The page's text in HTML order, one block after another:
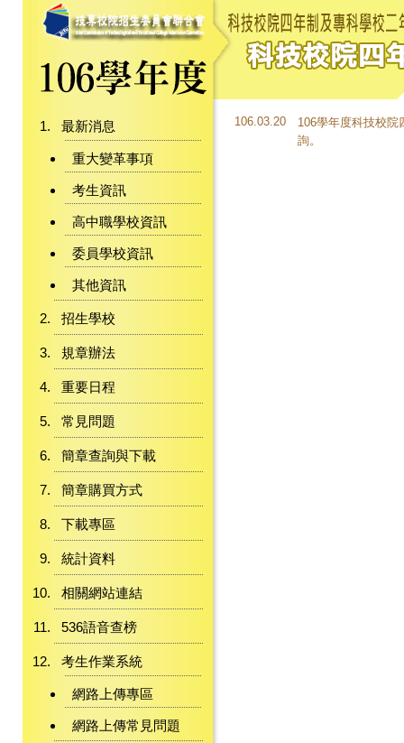
最新消息
重大變革事項
考生資訊
高中職學校資訊
委員學校資訊
其他資訊
招生學校
規章辦法
重要日程
常見問題
簡章查詢與下載
簡章購買方式
下載專區
統計資料
相關網站連結
536語音查榜
考生作業系統
網路上傳專區
網路上傳常見問題
106.03.20
106學年度科技校
詢。